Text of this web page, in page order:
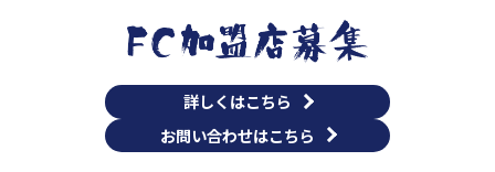
詳しくはこちら
お問い合わせはこちら